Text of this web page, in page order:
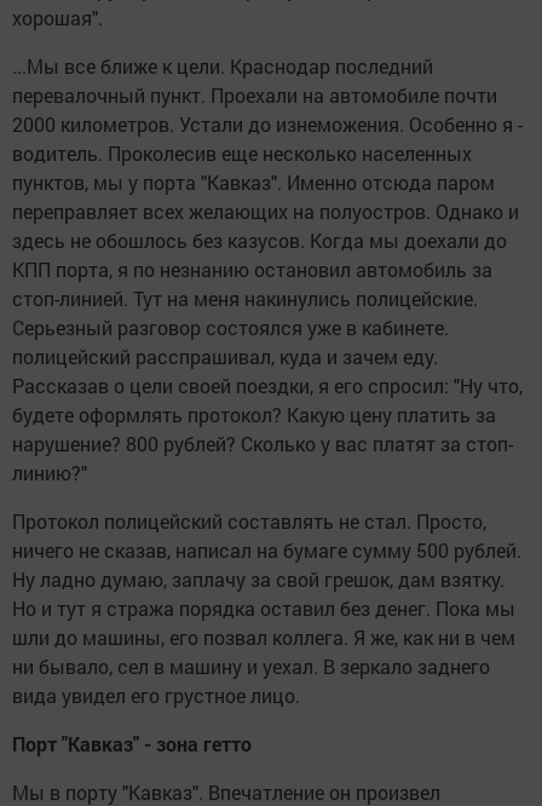
хорошая".
...Мы все ближе к цели. Краснодар последний
перевалочный пункт. Проехали на автомобиле почти
2000 километров. Устали до изнеможения. Особенно я -
водитель. Проколесив еще несколько населенных
пунктов, мы у порта "Кавказ". Именно отсюда паром
переправляет всех желающих на полуостров. Однако и
здесь не обошлось без казусов. Когда мы доехали до
КПП порта, я по незнанию остановил автомобиль за
стоп-линией. Тут на меня накинулись полицейские.
Серьезный разговор состоялся уже в кабинете.
полицейский расспрашивал, куда и зачем еду.
Рассказав о цели своей поездки, я его спросил: "Ну что,
будете оформлять протокол? Какую цену платить за
нарушение? 800 руб­лей? Сколько у вас платят за стоп-
линию?"
Протокол полицейский составлять не стал. Просто,
ничего не сказав, написал на бумаге сумму 500 рублей.
Ну ладно думаю, заплачу за свой грешок, дам взятку.
Но и тут я стража порядка оставил без денег. Пока мы
шли до машины, его позвал коллега. Я же, как ни в чем
ни бывало, сел в машину и уехал. В зеркало заднего
вида увидел его грустное лицо.
Порт "Кавказ" - зона гетто
Мы в порту "Кавказ". Впечатление он произвел